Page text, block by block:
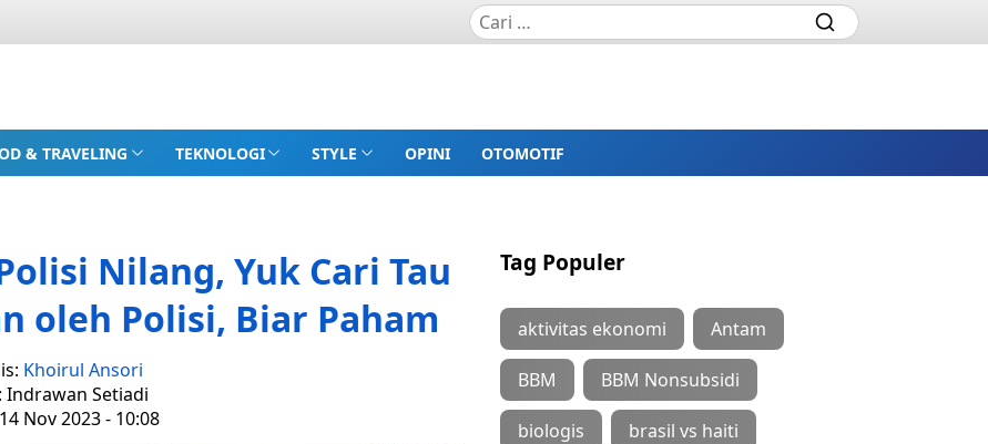
& TRAVELING TEKNOLOGI STYLE OPINI OTOMOTIF
Nilang, Yuk Cari Tau
oleh Polisi, Biar Paham
Khoirul Ansori
Indrawan Setiadi
Nov 2023 - 10:08
Tag Populer
aktivitas ekonomi Antam
BBM BBM Nonsubsidi
biologis brasil vs haiti